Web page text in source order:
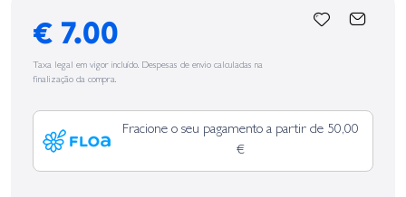
€ 7.00
Taxa legal em vigor incluído. Despesas de envio calculadas na
finalização da compra.
Fracione o seu pagamento a partir de 50,00
€